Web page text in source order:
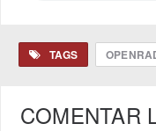
TAGS
COMENTAR